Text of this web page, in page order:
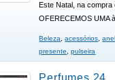
Este Natal, na
OFERECEMOS UMA
Beleza,acessórios,
presente,pulseira